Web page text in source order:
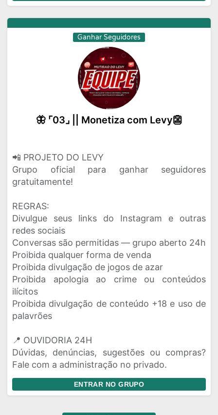
Ganhar Seguidores
🦋 ⌜03⌟ || Monetiza com Levy👺
📲 PROJETO DO LEVY
Grupo oficial para ganhar seguidores
gratuitamente!
REGRAS:
Divulgue seus links do Instagram e outras
redes sociais
Conversas são permitidas — grupo aberto 24h
Proibida qualquer forma de venda
Proibida divulgação de jogos de azar
Proibida apologia ao crime ou conteúdos
ilícitos
Proibida divulgação de conteúdo +18 e uso de
palavrões
📍 OUVIDORIA 24H
Dúvidas, denúncias, sugestões ou compras?
Fale com a administração no privado.
ENTRAR NO GRUPO